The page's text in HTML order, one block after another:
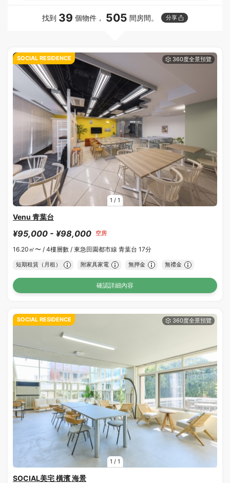
找到 39 個物件， 505 間房間。 分享
1 / 1
SOCIAL RESIDENCE
Venu 青葉台
¥95,000 - ¥98,000 空房
16.20㎡〜 / 4樓層數 / 東急田園都市線 青葉台 17分
短期租賃（月租） 附家具家電 無押金 無禮金
確認詳細內容
1 / 1
SOCIAL RESIDENCE
SOCIAL美宅 橫濱 海景